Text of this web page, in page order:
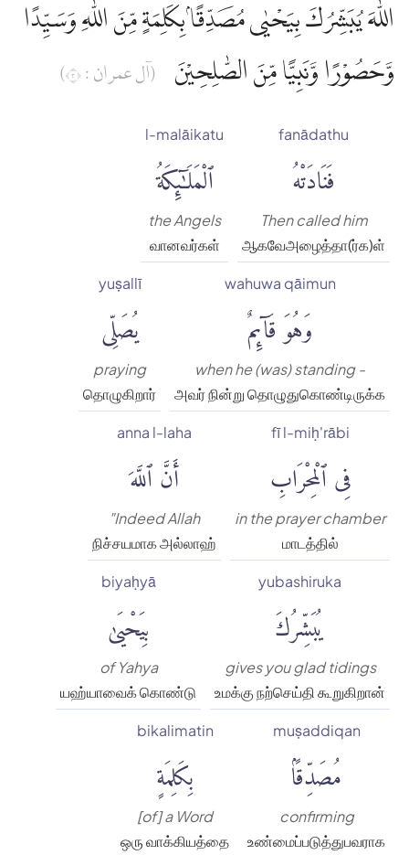
اللّٰهَ يُبَشِّرُكَ بِيَحْيٰى مُصَدِّقًاۢ بِكَلِمَةٍ مِّنَ اللّٰهِ وَسَيِّدًا
وَّحَصُوْرًا وَّنَبِيًّا مِّنَ الصّٰلِحِيْنَ
(آل عمران : ٣)
fanādathu
فَنَادَتْهُ
Then called him
ஆகவேஅழைத்தா(ர்க)ள்
l-malāikatu
ٱلْمَلَٰٓئِكَةُ
the Angels
வானவர்கள்
wahuwa qāimun
وَهُوَ قَآئِمٌ
when he (was) standing -
அவர் நின்று தொழுதுகொண்டிருக்க
yuṣallī
يُصَلِّى
praying
தொழுகிறார்
fī l-miḥ'rābi
فِى ٱلْمِحْرَابِ
in the prayer chamber
மாடத்தில்
anna l-laha
أَنَّ ٱللَّهَ
"Indeed Allah
நிச்சயமாக அல்லாஹ்
yubashiruka
يُبَشِّرُكَ
gives you glad tidings
உமக்கு நற்செய்தி கூறுகிறான்
biyaḥyā
بِيَحْيَىٰ
of Yahya
யஹ்யாவைக் கொண்டு
muṣaddiqan
مُصَدِّقًۢا
confirming
உண்மைப்படுத்துபவராக
bikalimatin
بِكَلِمَةٍ
[of] a Word
ஒரு வாக்கியத்தை